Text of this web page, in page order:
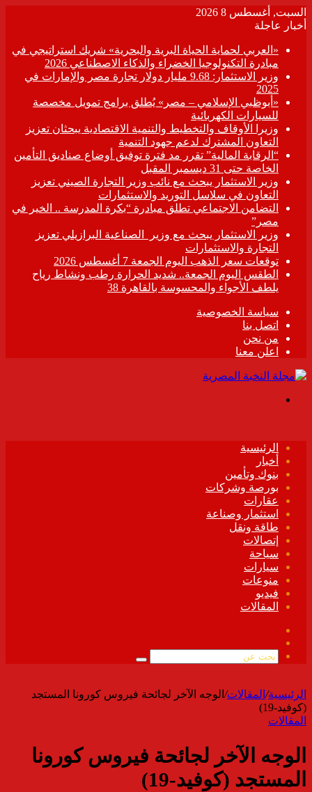
السبت, أغسطس 8 2026
أخبار عاجلة
«العربي لحماية الحياة البرية والبحرية» شريك استراتيجي في
مبادرة التكنولوجيا الخضراء والذكاء الاصطناعي 2026
وزير الاستثمار: 9.68 مليار دولار تجارة مصر والإمارات في
2025
«أبوظبي الإسلامي – مصر» يُطلق برامج تمويل مخصصة
للسيارات الكهربائية
وزيرا الأوقاف والتخطيط والتنمية الاقتصادية يبحثان تعزيز
التعاون المشترك لدعم جهود التنمية
“الرقابة المالية” تقرر مد فترة توفيق أوضاع صناديق التأمين
الخاصة حتى 31 ديسمبر المقبل
وزير الاستثمار يبحث مع نائب وزير التجارة الصيني تعزيز
التعاون في سلاسل التوريد والاستثمارات
التضامن الاجتماعي تطلق مبادرة “بكرة المدرسة .. الخير في
مصر”
وزير الاستثمار يبحث مع وزير الصناعية البرازيلي تعزيز
التجارة والاستثمارات
توقعات سعر الذهب اليوم الجمعة 7 أغسطس 2026
الطقس اليوم الجمعة.. شديد الحرارة رطب ونشاط رياح
يلطف الأجواء والمحسوسة بالقاهرة 38
سياسة الخصوصية
اتصل بنا
من نحن
اعلن معنا
الرئيسية
أخبار
بنوك وتأمين
بورصة وشركات
عقارات
استثمار وصناعة
طاقة ونقل
إتصالات
سياحة
سيارات
منوعات
فيديو
المقالات
الموقع
بحث
الرئيسية/ المقالات/ الوجه الآخر لجائحة فيروس كورونا المستجد
(كوفيد-19)
المقالات
الوجه الآخر لجائحة فيروس كورونا
المستجد (كوفيد-19)